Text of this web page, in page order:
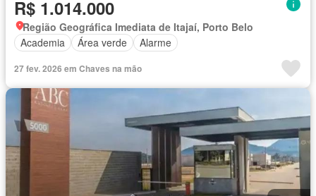
R$ 1.014.000
Região Geográfica Imediata de Itajaí, Porto Belo
Academia
Área verde Alarme
27 fev. 2026 em Chaves na mão